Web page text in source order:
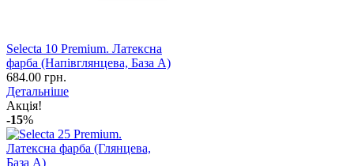
Selecta 10 Premium. Латексна
фарба (Напівглянцева, База А)
684.00 грн.
Детальніше
Акція!
-15%